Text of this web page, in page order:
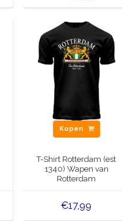
Kopen
T-Shirt Rotterdam (est
1340) Wapen van
Rotterdam
€17,99